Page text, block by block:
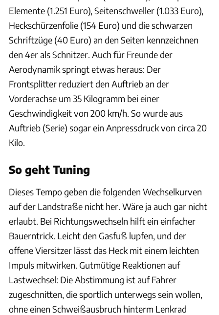
Elemente (1.251 Euro), Seitenschweller (1.033 Euro),
Heckschürzenfolie (154 Euro) und die schwarzen
Schriftzüge (40 Euro) an den Seiten kennzeichnen
den 4er als Schnitzer. Auch für Freunde der
Aerodynamik springt etwas heraus: Der
Frontsplitter reduziert den Auftrieb an der
Vorderachse um 35 Kilogramm bei einer
Geschwindigkeit von 200 km/h. So wurde aus
Auftrieb (Serie) sogar ein Anpressdruck von circa 20
Kilo.
So geht Tuning
Dieses Tempo geben die folgenden Wechselkurven
auf der Landstraße nicht her. Wäre ja auch gar nicht
erlaubt. Bei Richtungswechseln hilft ein einfacher
Bauerntrick. Leicht den Gasfuß lupfen, und der
offene Viersitzer lässt das Heck mit einem leichten
Impuls mitwirken. Gutmütige Reaktionen auf
Lastwechsel: Die Abstimmung ist auf Fahrer
zugeschnitten, die sportlich unterwegs sein wollen,
ohne einen Schweißausbruch hinterm Lenkrad